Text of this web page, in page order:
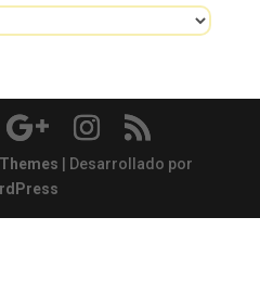
| Desarrollado por